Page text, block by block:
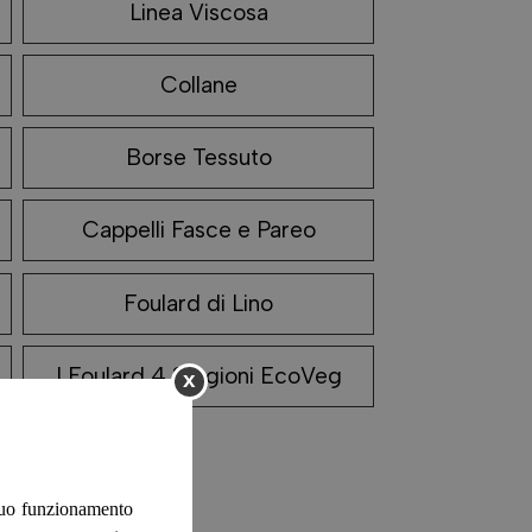
Linea Viscosa
Collane
Borse Tessuto
Cappelli Fasce e Pareo
Foulard di Lino
I Foulard 4 Stagioni EcoVeg
x
funzionamento